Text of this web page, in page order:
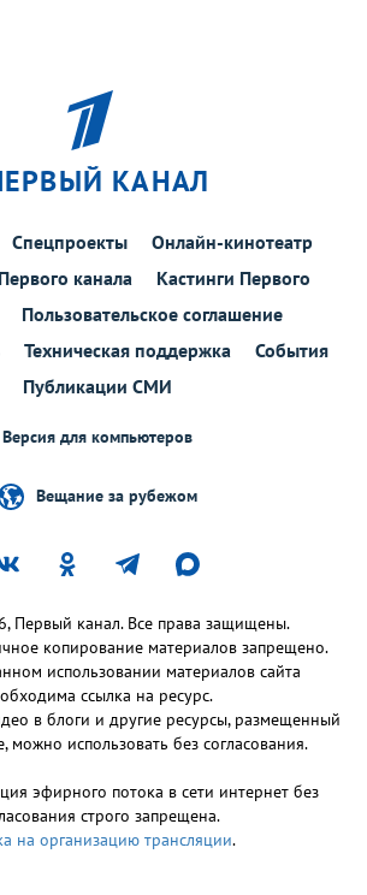
КАНАЛ
Спецпроекты
Онлайн-кинотеатр
канала
Кастинги Первого
Пользовательское соглашение
Техническая поддержка
События
Публикации СМИ
Версия для компьютеров
Вещание за рубежом
Первый канал. Все права защищены.
копирование материалов запрещено.
использовании материалов сайта
ссылка на ресурс.
в блоги и другие ресурсы, размещенный
можно использовать без согласования.
эфирного потока в сети интернет без
строго запрещена.
на организацию трансляции.